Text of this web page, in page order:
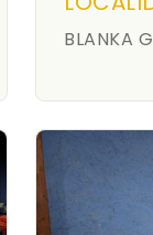
BLANKA